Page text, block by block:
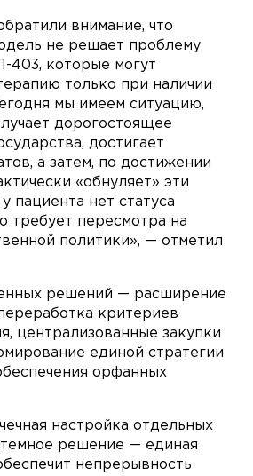
внимание, что
не решает проблему
403, которые могут
только при наличии
мы имеем ситуацию,
дорогостоящее
достигает
а затем, по достижении
«обнуляет» эти
пациента нет статуса
требует пересмотра на
политики», — отметил
решений — расширение
критериев
централизованные закупки
единой стратегии
орфанных
настройка отдельных
решение — единая
непрерывность